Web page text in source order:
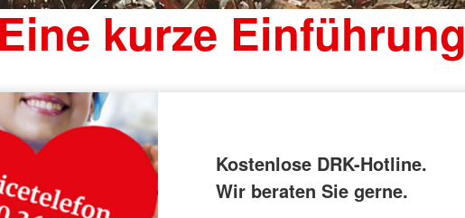
kurze Einführung
Kostenlose DRK-Hotline.
Wir beraten Sie gerne.